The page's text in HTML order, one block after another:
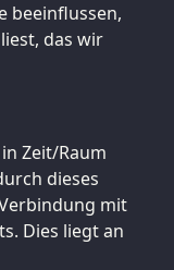
beeinflussen,
das wir
Zeit/Raum
dieses
mit
Dies liegt an